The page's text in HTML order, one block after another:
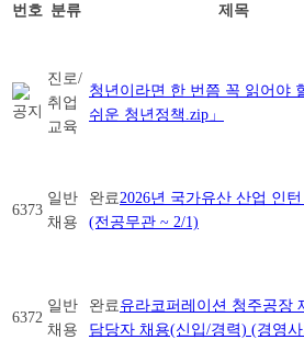
번호 분류 제목
진로/
취업
교육
청년이라면 한 번쯤 꼭 읽어야
쉬운 청년정책.zip」
6373
일반
채용
완료 2026년 국가유산 산업 인
(전공무관 ~ 2/1)
6372
일반
채용
완료 유라코퍼레이션 청주공장
담당자 채용(신입/경력) (경영